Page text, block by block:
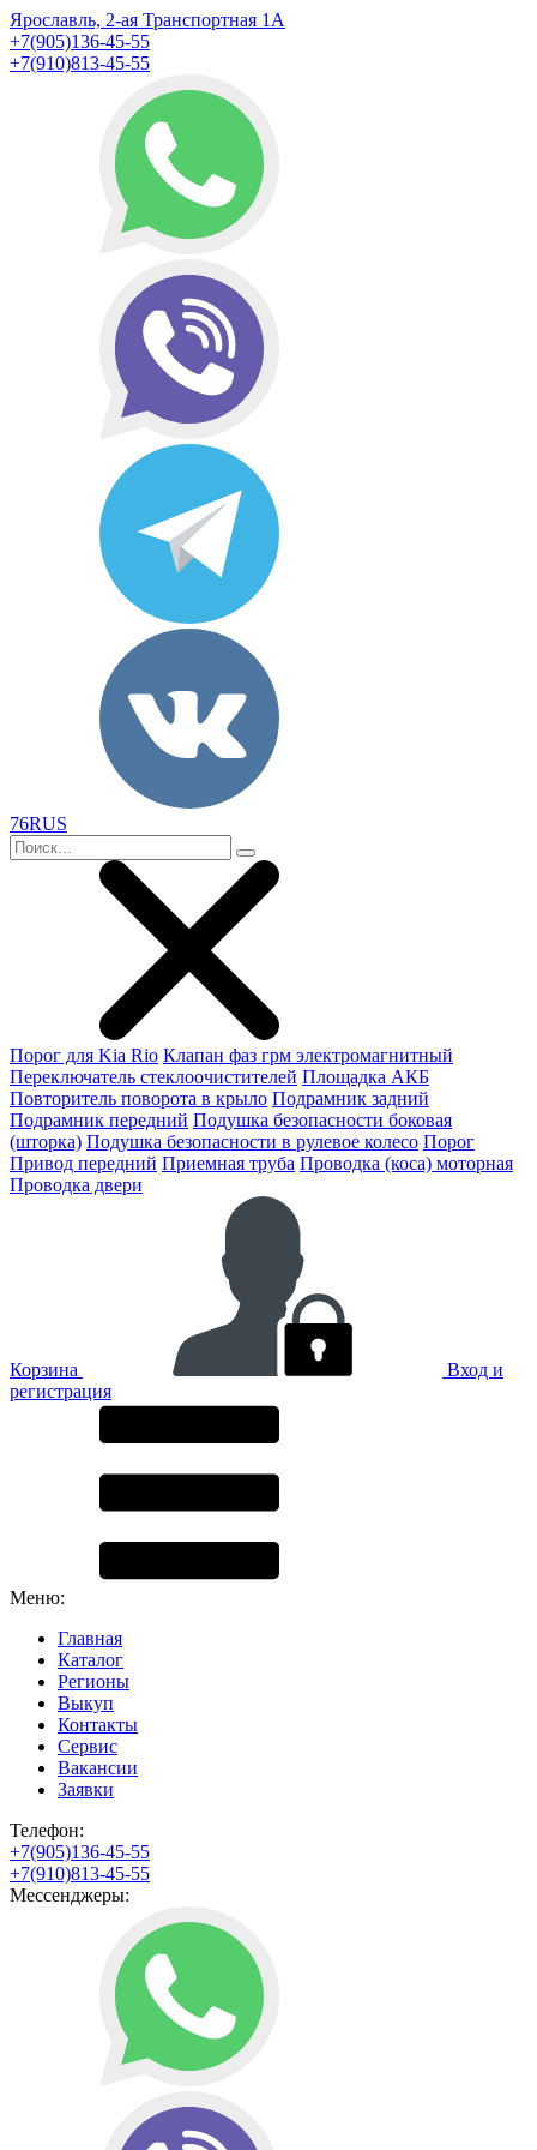
Ярославль, 2-ая Транспортная 1А
+7(905)136-45-55
+7(910)813-45-55
76RUS
Порог для Kia Rio Клапан фаз грм электромагнитный
Переключатель стеклоочистителей Площадка АКБ
Повторитель поворота в крыло Подрамник задний
Подрамник передний Подушка безопасности боковая
(шторка) Подушка безопасности в рулевое колесо Порог
Привод передний Приемная труба Проводка (коса) моторная
Проводка двери
Корзина
Вход и
регистрация
Меню:
Главная
Каталог
Регионы
Выкуп
Контакты
Сервис
Вакансии
Заявки
Телефон:
+7(905)136-45-55
+7(910)813-45-55
Мессенджеры: